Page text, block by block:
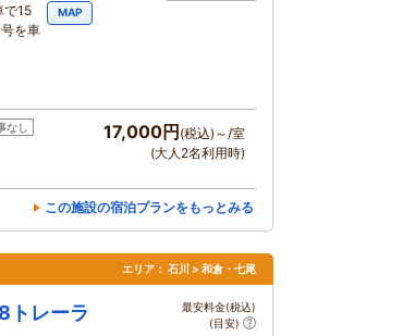
で15
を車
MAP
なし 17,000円 (税込)～/室
(大人2名利用時)
この施設の宿泊プランをもっとみる
エリア： 石川 > 和倉・七尾
トレーラ
最安料金(税込)
(目安)